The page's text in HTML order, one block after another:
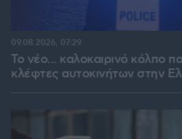
Το νέο... καλοκαιρινό κόλπο
κλέφτες αυτοκινήτων στην
09.08.2026, 07:29